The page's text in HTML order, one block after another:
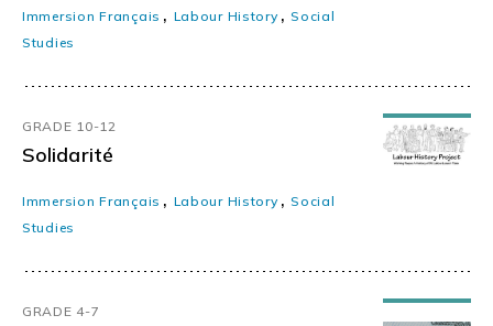
Immersion Français, Labour History,Social
Studies
GRADE 10-12
Solidarité
Immersion Français, Labour History,Social
Studies
GRADE 4-7